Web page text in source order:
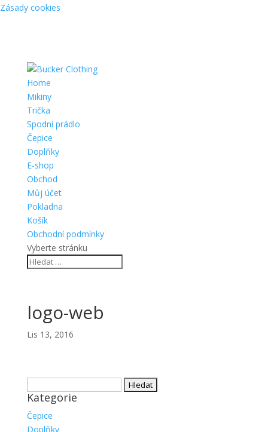
Zásady cookies
Home
Mikiny
Trička
Spodní prádlo
Čepice
Doplňky
E-shop
Obchod
Můj účet
Pokladna
Košík
Obchodní podmínky
Vyberte stránku
logo-web
Lis 13, 2016
Kategorie
Čepice
Doplňky